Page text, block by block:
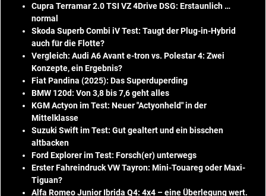
Cupra Terramar 2.0 TSI VZ 4Drive DSG: Erstaunlich …
normal
Skoda Superb Combi iV Test: Taugt der Plug-in-Hybrid
auch für die Flotte?
Vergleich: Audi A6 Avant e-tron vs. Polestar 4: Zwei
Konzepte, ein Ergebnis?
Fiat Pandina (2025): Das Superduperding
BMW 120d: Von 3,8 bis 7,6 geht alles
KGM Actyon im Test: Neuer "Actyonheld" in der
Mittelklasse
Suzuki Swift im Test: Gut gealtert und ein bisschen
altbacken
Ford Explorer im Test: Forsch(er) unterwegs
Erster Fahreindruck VW Tayron: Mini-Touareg oder Maxi-
Tiguan?
Alfa Romeo Junior Ibrida Q4: 4x4 – eine Überlegung wert.